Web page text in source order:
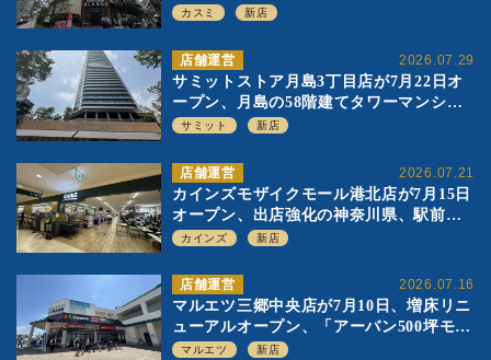
一方で通常店の要素も取り入れ
カスミ 新店
2026.07.29
店舗運営
サミットストア月島3丁目店が7月22日オ
ープン、月島の58階建てタワーマンショ
ン1階に生鮮強化の小商圏型店を出店
サミット 新店
2026.07.21
店舗運営
カインズモザイクモール港北店が7月15日
オープン、出店強化の神奈川県、駅前
SC2階の都市型小型店
カインズ 新店
2026.07.16
店舗運営
マルエツ三郷中央店が7月10日、増床リニ
ューアルオープン、「アーバン500坪モデ
ル」の実験を集大成、駅前立地受け、寿
マルエツ 新店